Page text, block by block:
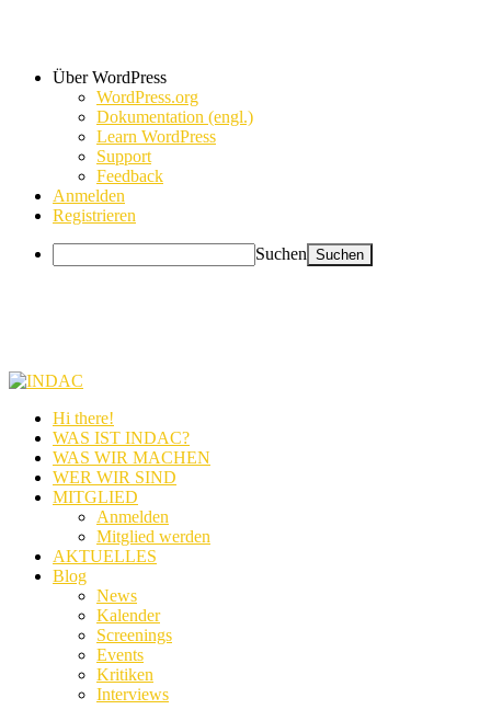
Über WordPress
WordPress.org
Dokumentation (engl.)
Learn WordPress
Support
Feedback
Anmelden
Registrieren
Suchen
Hi there!
WAS IST INDAC?
WAS WIR MACHEN
WER WIR SIND
MITGLIED
Anmelden
Mitglied werden
AKTUELLES
Blog
News
Kalender
Screenings
Events
Kritiken
Interviews